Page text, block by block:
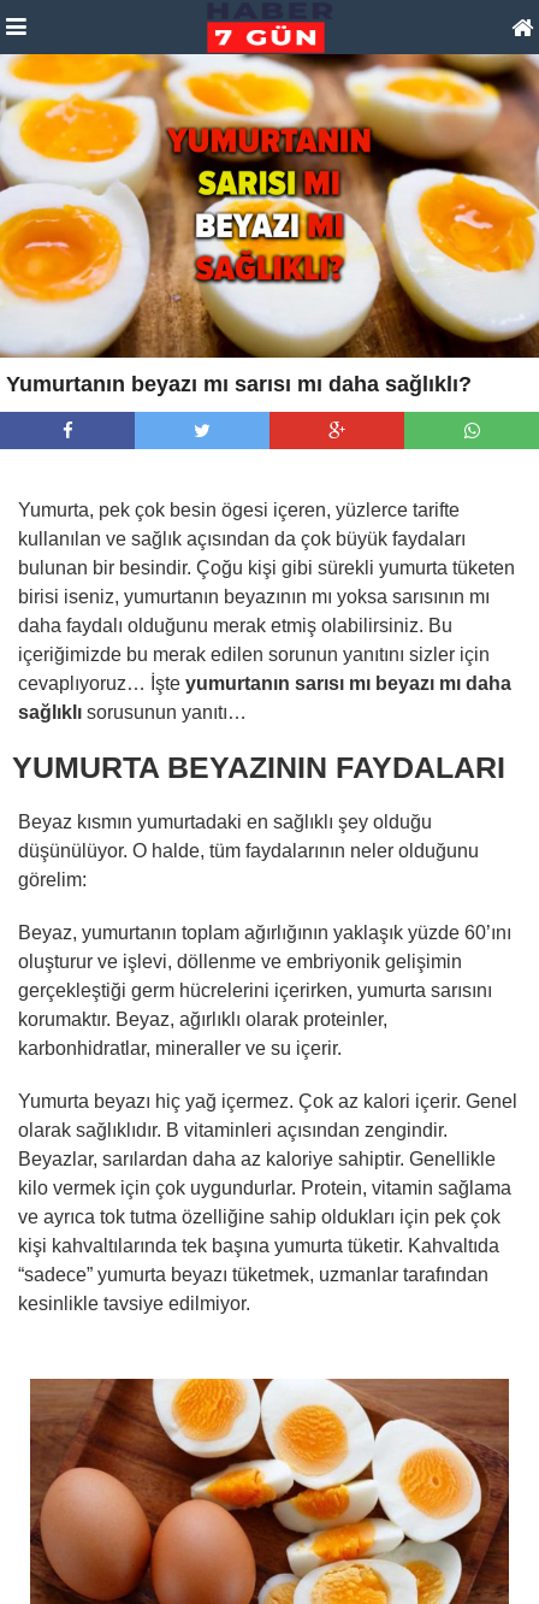
Yumurtanın beyazı mı sarısı mı daha sağlıklı?
Yumurta, pek çok besin ögesi içeren, yüzlerce tarifte
kullanılan ve sağlık açısından da çok büyük faydaları
bulunan bir besindir. Çoğu kişi gibi sürekli yumurta tüketen
birisi iseniz, yumurtanın beyazının mı yoksa sarısının mı
daha faydalı olduğunu merak etmiş olabilirsiniz. Bu
içeriğimizde bu merak edilen sorunun yanıtını sizler için
cevaplıyoruz… İşte yumurtanın sarısı mı beyazı mı daha
sağlıklı sorusunun yanıtı…
YUMURTA BEYAZININ FAYDALARI
Beyaz kısmın yumurtadaki en sağlıklı şey olduğu
düşünülüyor. O halde, tüm faydalarının neler olduğunu
görelim:
Beyaz, yumurtanın toplam ağırlığının yaklaşık yüzde 60’ını
oluşturur ve işlevi, döllenme ve embriyonik gelişimin
gerçekleştiği germ hücrelerini içerirken, yumurta sarısını
korumaktır. Beyaz, ağırlıklı olarak proteinler,
karbonhidratlar, mineraller ve su içerir.
Yumurta beyazı hiç yağ içermez. Çok az kalori içerir. Genel
olarak sağlıklıdır. B vitaminleri açısından zengindir.
Beyazlar, sarılardan daha az kaloriye sahiptir. Genellikle
kilo vermek için çok uygundurlar. Protein, vitamin sağlama
ve ayrıca tok tutma özelliğine sahip oldukları için pek çok
kişi kahvaltılarında tek başına yumurta tüketir. Kahvaltıda
“sadece” yumurta beyazı tüketmek, uzmanlar tarafından
kesinlikle tavsiye edilmiyor.